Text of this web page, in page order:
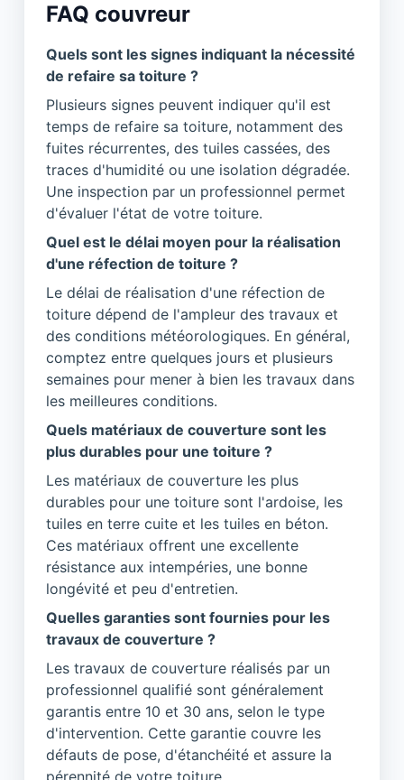
FAQ couvreur
Quels sont les signes indiquant la nécessité
de refaire sa toiture ?
Plusieurs signes peuvent indiquer qu'il est
temps de refaire sa toiture, notamment des
fuites récurrentes, des tuiles cassées, des
traces d'humidité ou une isolation dégradée.
Une inspection par un professionnel permet
d'évaluer l'état de votre toiture.
Quel est le délai moyen pour la réalisation
d'une réfection de toiture ?
Le délai de réalisation d'une réfection de
toiture dépend de l'ampleur des travaux et
des conditions météorologiques. En général,
comptez entre quelques jours et plusieurs
semaines pour mener à bien les travaux dans
les meilleures conditions.
Quels matériaux de couverture sont les
plus durables pour une toiture ?
Les matériaux de couverture les plus
durables pour une toiture sont l'ardoise, les
tuiles en terre cuite et les tuiles en béton.
Ces matériaux offrent une excellente
résistance aux intempéries, une bonne
longévité et peu d'entretien.
Quelles garanties sont fournies pour les
travaux de couverture ?
Les travaux de couverture réalisés par un
professionnel qualifié sont généralement
garantis entre 10 et 30 ans, selon le type
d'intervention. Cette garantie couvre les
défauts de pose, d'étanchéité et assure la
pérennité de votre toiture.